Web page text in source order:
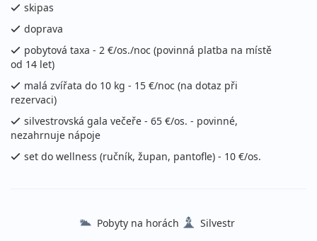
08.01. - 10.01.2027
pátek - neděle
polopenze
7 600 Kč
10.01. - 15.01.2027
neděle - pátek
polopenze
vlastní
polopenze
skipas
doprava
pobytová taxa - 2 €/os./noc (povinná platba na místě
od 14 let)
malá zvířata do 10 kg - 15 €/noc (na dotaz při
rezervaci)
silvestrovská gala večeře - 65 €/os. - povinné,
nezahrnuje nápoje
set do wellness (ručník, župan, pantofle) - 10 €/os.
Pobyty na horách Silvestr